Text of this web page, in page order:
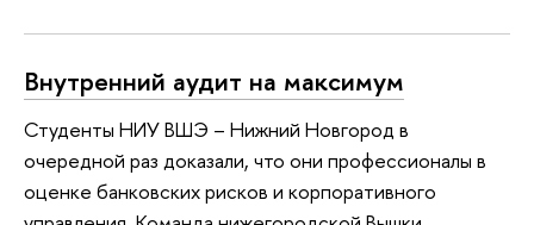
Внутренний аудит на максимум
Студенты НИУ ВШЭ – Нижний Новгород в
очередной раз доказали, что они профессионалы в
оценке банковских рисков и корпоративного